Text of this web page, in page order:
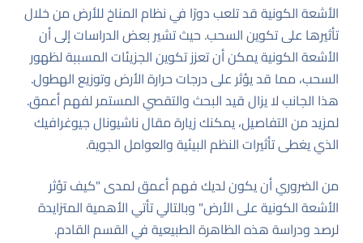
الأشعة الكونية قد تلعب دورًا في نظام المناخ للأرض من خلال
تأثيرها على تكوين السحب. حيث تشير بعض الدراسات إلى أن
الأشعة الكونية يمكن أن تعزز تكوين الجزيئات المسببة لظهور
السحب، مما قد يؤثر على درجات حرارة الأرض وتوزيع الهطول.
هذا الجانب لا يزال قيد البحث والتقصي المستمر لفهم أعمق.
لمزيد من التفاصيل، يمكنك زيارة مقالناشيونال جيوغرافيك
الذي يغطى تأثيرات النظم البيئية والعوامل الجوية.
من الضروري أن يكون لديك فهم أعمق لمدى "كيف تؤثر
الأشعة الكونية على الأرض" وبالتالي تأتي الأهمية المتزايدة
لرصد ودراسة هذه الظاهرة الطبيعية في القسم القادم.